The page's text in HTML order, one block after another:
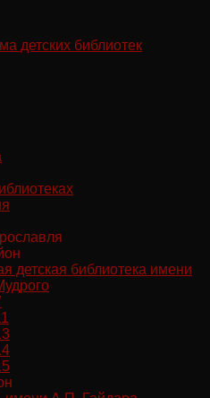
детская библиотека имени